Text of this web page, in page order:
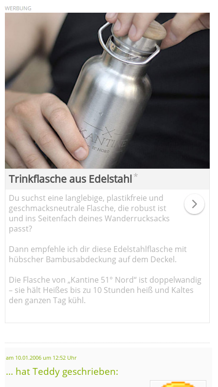
Trinkflasche aus Edelstahl*
Du suchst eine langlebige, plastikfreie und
geschmacksneutrale Flasche, die robust ist
und ins Seitenfach deines Wanderrucksacks
passt?
Dann empfehle ich dir diese Edelstahlflasche mit
hübscher Bambusabdeckung auf dem Deckel.
Die Flasche von „Kantine 51° Nord“ ist doppelwandig
– sie hält Heißes bis zu 10 Stunden heiß und Kaltes
den ganzen Tag kühl.
am 10.01.2006 um 12:52 Uhr
... hat Teddy geschrieben: